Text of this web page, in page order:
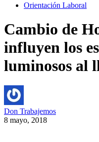
Orientación Laboral
Cambio de
influyen los
luminosos al
Don Trabajemos
8 mayo, 2018